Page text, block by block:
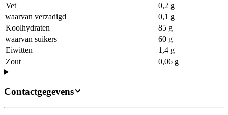
Vet
0,2 g
waarvan verzadigd
0,1 g
Koolhydraten
85 g
waarvan suikers
60 g
Eiwitten
1,4 g
Zout
0,06 g
Contactgegevens